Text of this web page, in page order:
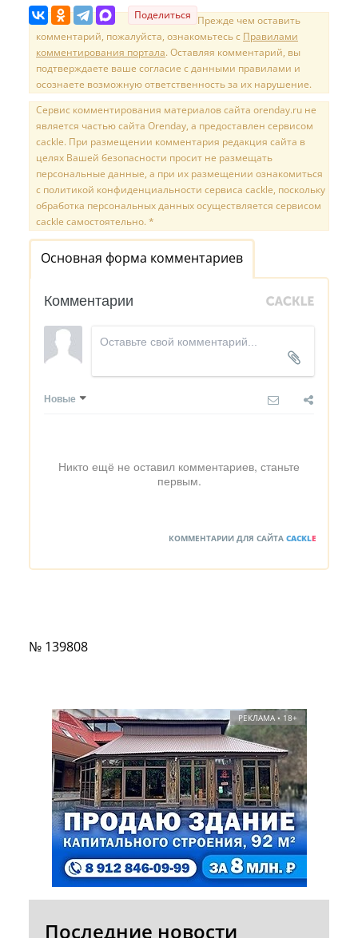
Поделиться Прежде чем оставить
комментарий, пожалуйста, ознакомьтесь с Правилами
комментирования портала. Оставляя комментарий, вы
подтверждаете ваше согласие с данными правилами и
осознаете возможную ответственность за их нарушение.
Сервис комментирования материалов сайта orenday.ru не
является частью сайта Orenday, а предоставлен сервисом
cackle. При размещении комментария редакция сайта в
целях Вашей безопасности просит не размещать
персональные данные, а при их размещении ознакомиться
с политикой конфиденциальности сервиса cackle, поскольку
обработка персональных данных осуществляется сервисом
cackle самостоятельно. *
Основная форма комментариев
Комментарии
Новые
Никто ещё не оставил комментариев, станьте
первым.
КОММЕНТАРИИ ДЛЯ САЙТА CACKLE
№ 139808
РЕКЛАМА • 18+
Последние новости